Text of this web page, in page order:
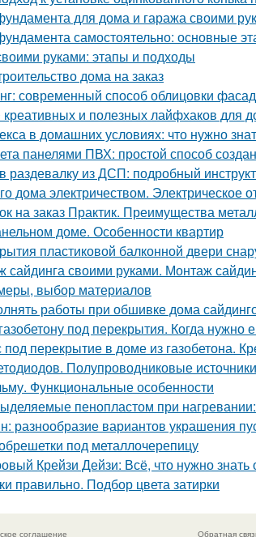
для дома и гаража своими
самостоятельно: основные
руками: этапы и подходы
дома на заказ
современный способ облицовки
и полезных лайфхаков для
в домашних условиях: что нужно
панелями ПВХ: простой способ
раздевалку из ДСП: подробный
дома электричеством. Электрическое
на заказ Практик. Преимущества
доме. Особенности квартир
пластиковой балконной двери
сайдинга своими руками. Монтаж
выбор материалов
работы при обшивке дома
под перекрытия. Когда нужно
под перекрытие в доме из газобетона.
Полупроводниковые
Функциональные особенности
пенопластом при нагревании:
разнообразие вариантов украшения
под металлочерепицу
Крейзи Дейзи: Всё, что нужно знать
правильно. Подбор цвета затирки
соглашение Обратная